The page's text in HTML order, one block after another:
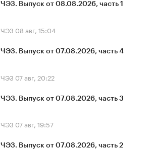
ЧЭЗ. Выпуск от 08.08.2026, часть 1
ЧЭЗ 08 авг, 15:04
ЧЭЗ. Выпуск от 07.08.2026, часть 4
ЧЭЗ 07 авг, 20:22
ЧЭЗ. Выпуск от 07.08.2026, часть 3
ЧЭЗ 07 авг, 19:57
ЧЭЗ. Выпуск от 07.08.2026, часть 2